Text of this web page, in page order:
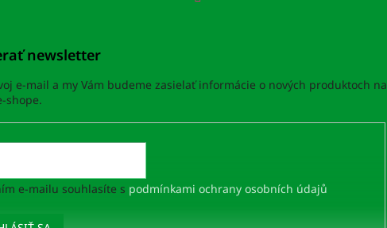
newsletter
e-mail a my Vám budeme zasielať informácie o nových produktoch na
shope.
e-mailu souhlasíte s podmínkami ochrany osobních údajů